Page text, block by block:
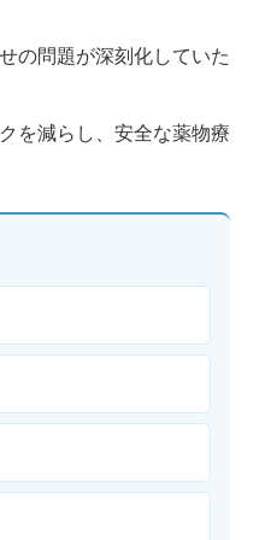
の問題が深刻化していた
を減らし、安全な薬物療